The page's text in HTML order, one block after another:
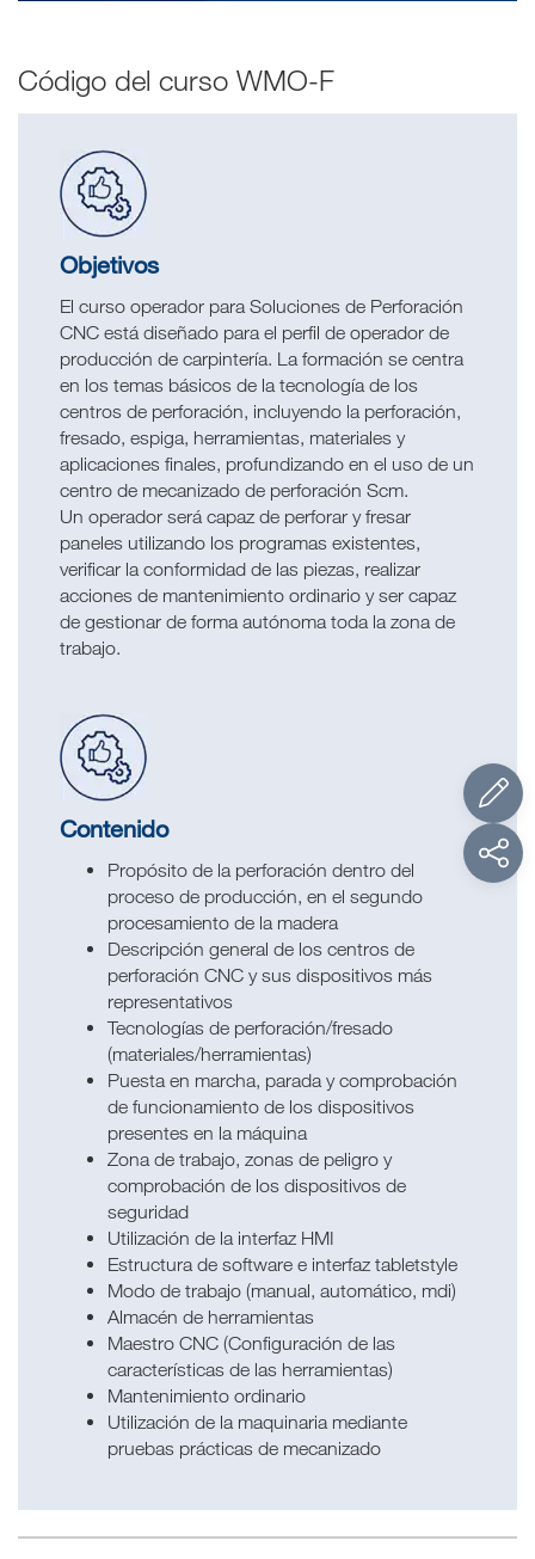
Código del curso WMO-F
Objetivos
El curso operador para Soluciones de Perforación
CNC está diseñado para el perfil de operador de
producción de carpintería. La formación se centra
en los temas básicos de la tecnología de los
centros de perforación, incluyendo la perforación,
fresado, espiga, herramientas, materiales y
aplicaciones finales, profundizando en el uso de un
centro de mecanizado de perforación Scm.
Un operador será capaz de perforar y fresar
paneles utilizando los programas existentes,
verificar la conformidad de las piezas, realizar
acciones de mantenimiento ordinario y ser capaz
de gestionar de forma autónoma toda la zona de
trabajo.
Contenido
Propósito de la perforación dentro del
proceso de producción, en el segundo
procesamiento de la madera
Descripción general de los centros de
perforación CNC y sus dispositivos más
representativos
Tecnologías de perforación/fresado
(materiales/herramientas)
Puesta en marcha, parada y comprobación
de funcionamiento de los dispositivos
presentes en la máquina
Zona de trabajo, zonas de peligro y
comprobación de los dispositivos de
seguridad
Utilización de la interfaz HMI
Estructura de software e interfaz tabletstyle
Modo de trabajo (manual, automático, mdi)
Almacén de herramientas
Maestro CNC (Configuración de las
características de las herramientas)
Mantenimiento ordinario
Utilización de la maquinaria mediante
pruebas prácticas de mecanizado